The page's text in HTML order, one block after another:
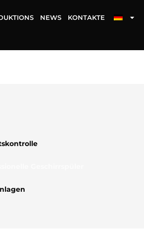
NEWS
KONTAKTE